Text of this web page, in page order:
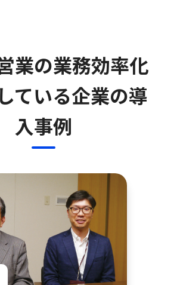
業の業務効率化
ている企業の導
入事例